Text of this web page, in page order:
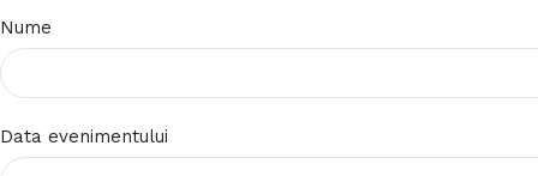
Nume
Data evenimentului